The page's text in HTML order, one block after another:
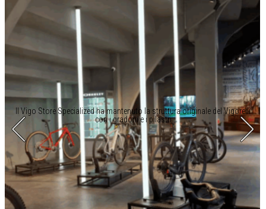
Il Vigo Store Specialized ha mantenuto la struttura originale del Vigorelli
con i gradoni e i pilastri